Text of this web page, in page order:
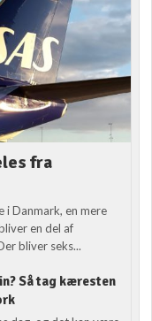
fra
i Danmark, en mere
en del af
bliver seks...
Så tag kæresten